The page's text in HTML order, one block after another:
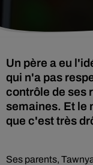
Un père a eu
qui n'a pas
contrôle de ses
semaines. Et le
que c'est très
Ses parents,